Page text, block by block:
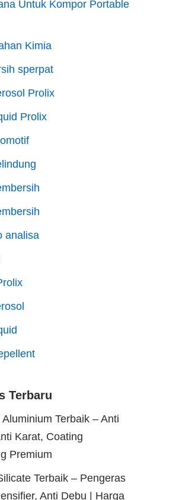
Untuk Kompor Portable
Kimia
sperpat
Prolix
Prolix
analisa
Terbaru
Terbaik – Anti
Karat, Coating
Premium
Terbaik – Pengeras
Anti Debu | Harga